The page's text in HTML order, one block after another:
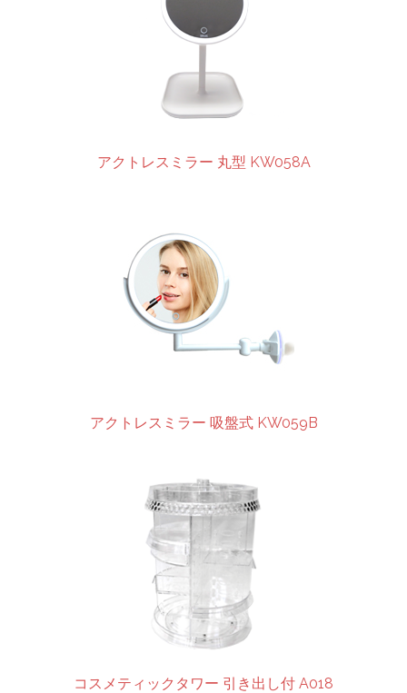
アクトレスミラー 丸型 KW058A
アクトレスミラー 吸盤式 KW059B
コスメティックタワー 引き出し付 A018